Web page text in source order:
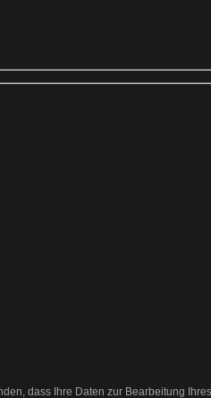
dass Ihre Daten zur Bearbeitung